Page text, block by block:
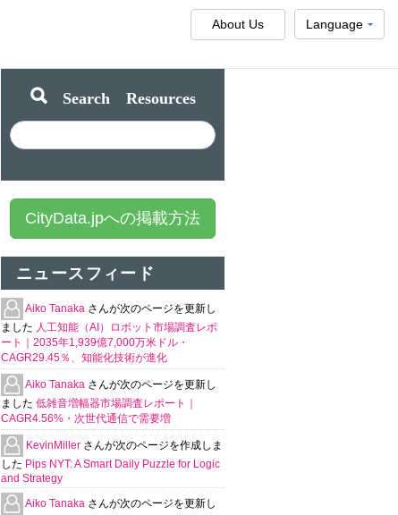
Language
About Us
Search Resources
CityData.jpへの掲載方法
ニュースフィード
Aiko Tanaka さんが次のページを更新し
ました 人工知能（AI）ロボット市場調査レポ
ート｜2035年1,939億7,000万米ドル・
CAGR29.45％、知能化技術が進化
Aiko Tanaka さんが次のページを更新し
ました 低雑音増幅器市場調査レポート｜
CAGR4.56%・次世代通信で需要増
KevinMiller さんが次のページを作成しま
した Pips NYT: A Smart Daily Puzzle for Logic
and Strategy
Aiko Tanaka さんが次のページを更新し